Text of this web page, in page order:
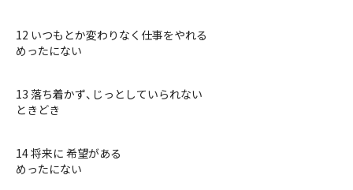
12 いつもとか変わりなく仕事をやれる
めったにない
13 落ち着かず、じっとしていられない
ときどき
14 将来に 希望がある
めったにない